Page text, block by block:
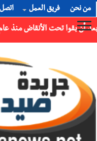
من نحن فريق العمل اتصل